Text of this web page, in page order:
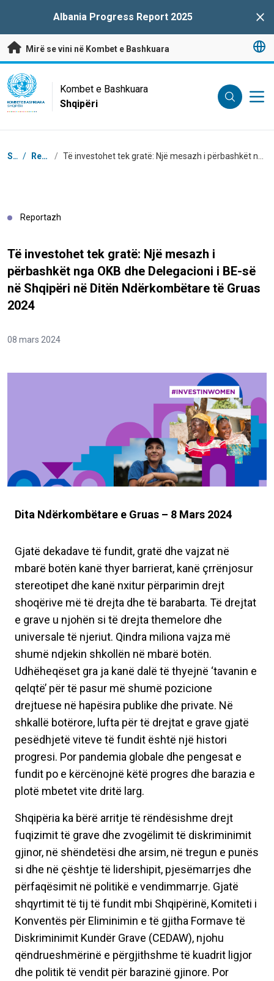
Albania Progress Report 2025
Mirë se vini në Kombet e Bashkuara
UN Logo
KOMBET E BASHKUARA
SHQIPËRI
Kombet e Bashkuara
Shqipëri
Breadcrumb
Shtëpi / Reportazhe /
Reportazh
Të investohet tek gratë: Një mesazh i
përbashkët nga OKB dhe Delegacioni i BE-së
në Shqipëri në Ditën Ndërkombëtare të Gruas
2024
08 mars 2024
Dita Ndërkombëtare e Gruas – 8 Mars 2024
Gjatë dekadave të fundit, gratë dhe vajzat në
mbarë botën kanë thyer barrierat, kanë çrrënjosur
stereotipet dhe kanë nxitur përparimin drejt
shoqërive më të drejta dhe të barabarta. Të drejtat
e grave u njohën si të drejta themelore dhe
universale të njeriut. Qindra miliona vajza më
shumë ndjekin shkollën në mbarë botën.
Udhëheqëset gra ja kanë dalë të thyejnë ‘tavanin e
qelqtë’ për të pasur më shumë pozicione
drejtuese në hapësira publike dhe private. Në
shkallë botërore, lufta për të drejtat e grave gjatë
pesëdhjetë viteve të fundit është një histori
progresi. Por pandemia globale dhe pengesat e
fundit po e kërcënojnë këtë progres dhe barazia e
plotë mbetet vite dritë larg.
Shqipëria ka bërë arritje të rëndësishme drejt
fuqizimit të grave dhe zvogëlimit të diskriminimit
gjinor, në shëndetësi dhe arsim, në tregun e punës
si dhe në çështje të lidershipit, pjesëmarrjes dhe
përfaqësimit në politikë e vendimmarrje. Gjatë
shqyrtimit të tij të fundit mbi Shqipërinë, Komiteti i
Konventës për Eliminimin e të gjitha Formave të
Diskriminimit Kundër Grave (CEDAW), njohu
qëndrueshmërinë e përgjithshme të kuadrit ligjor
dhe politik të vendit për barazinë gjinore. Por